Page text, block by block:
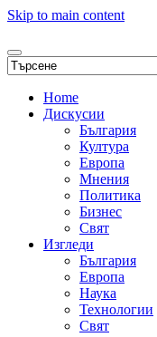
Skip to main content
Home
Дискусии
България
Култура
Европа
Мнения
Политика
Бизнес
Свят
Изгледи
България
Европа
Наука
Технологии
Свят